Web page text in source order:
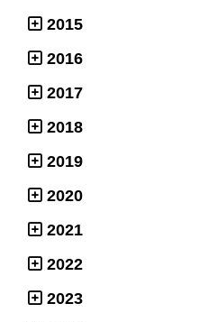
2015
2016
2017
2018
2019
2020
2021
2022
2023